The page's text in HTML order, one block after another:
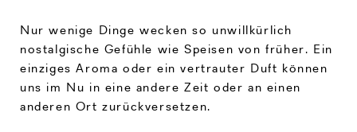
Nur wenige Dinge wecken so unwillkürlich
nostalgische Gefühle wie Speisen von früher. Ein
einziges Aroma oder ein vertrauter Duft können
uns im Nu in eine andere Zeit oder an einen
anderen Ort zurückversetzen.